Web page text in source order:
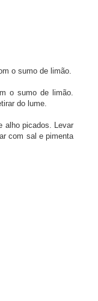
o sumo de limão.
o sumo de limão.
do lume.
alho picados. Levar
com sal e pimenta